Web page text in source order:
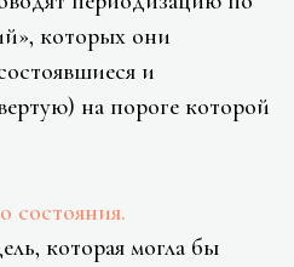
которых они
и
на пороге которой
состояния.
которая могла бы